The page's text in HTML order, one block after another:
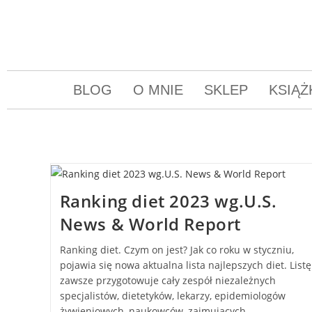
BLOG O MNIE SKLEP
Ranking diet 2023 wg.U.S.
News & World Report
Ranking diet. Czym on jest? Jak co roku w styczniu,
pojawia się nowa aktualna lista najlepszych diet. Listę
zawsze przygotowuje cały zespół niezależnych
specjalistów, dietetyków, lekarzy, epidemiologów